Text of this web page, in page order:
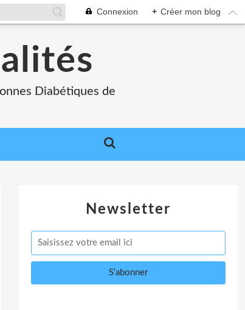
Connexion + Créer mon blog
Diabétiques de
Newsletter